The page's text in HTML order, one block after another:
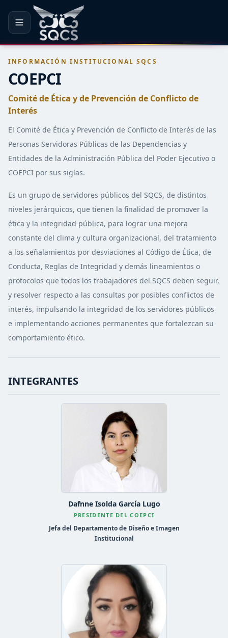
INFORMACIÓN INSTITUCIONAL SQCS
COEPCI
Comité de Ética y de Prevención de Conflicto de
Interés
El Comité de Ética y Prevención de Conflicto de Interés de las
Personas Servidoras Públicas de las Dependencias y
Entidades de la Administración Pública del Poder Ejecutivo o
COEPCI por sus siglas.
Es un grupo de servidores públicos del SQCS, de distintos
niveles jerárquicos, que tienen la finalidad de promover la
ética y la integridad pública, para lograr una mejora
constante del clima y cultura organizacional, del tratamiento
a los señalamientos por desviaciones al Código de Ética, de
Conducta, Reglas de Integridad y demás lineamientos o
protocolos que todos los trabajadores del SQCS deben seguir,
y resolver respecto a las consultas por posibles conflictos de
interés, impulsando la integridad de los servidores públicos
e implementando acciones permanentes que fortalezcan su
comportamiento ético.
INTEGRANTES
Dafnne Isolda García Lugo
PRESIDENTE DEL COEPCI
Jefa del Departamento de Diseño e Imagen
Institucional